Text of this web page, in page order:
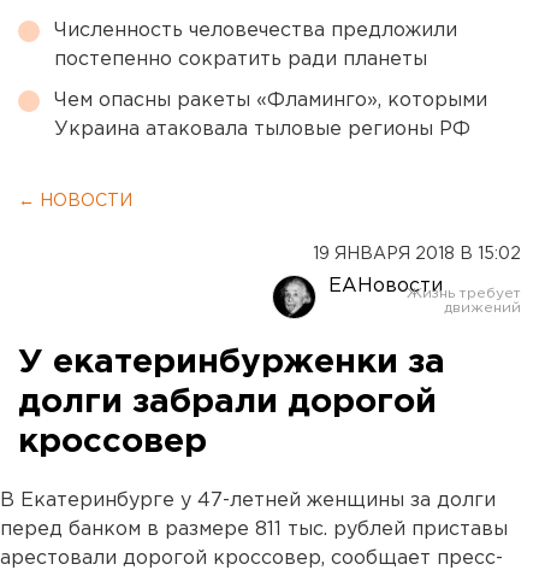
Численность человечества предложили
постепенно сократить ради планеты
Чем опасны ракеты «Фламинго», которыми
Украина атаковала тыловые регионы РФ
← НОВОСТИ
19 ЯНВАРЯ 2018 В 15:02
ЕАНовости
У екатеринбурженки за
долги забрали дорогой
кроссовер
В Екатеринбурге у 47-летней женщины за долги
перед банком в размере 811 тыс. рублей приставы
арестовали дорогой кроссовер, сообщает пресс-